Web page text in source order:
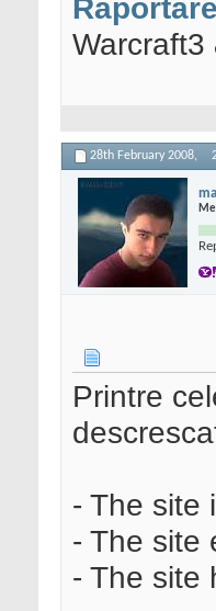
Warcraft3
28th February 2008,
Printre
- The site
- The site
- The site